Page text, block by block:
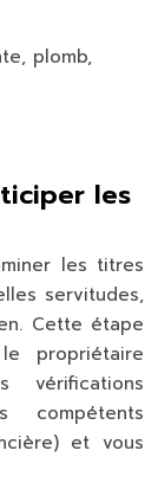
plomb,
les
les titres
servitudes,
Cette étape
propriétaire
compétents
et vous